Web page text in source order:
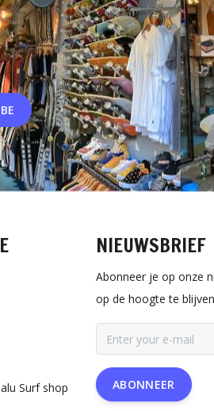
Surf shop
NIEUWSBRIEF
Abonneer je op onze
op de hoogte te
ABONNEER